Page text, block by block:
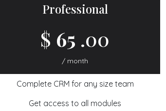
Professional
$ 65 .00
/ month
Complete CRM for any size team
Get access to all modules